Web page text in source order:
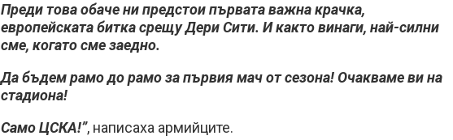
Преди това обаче ни предстои първата важна крачка,
европейската битка срещу Дери Сити. И както винаги, най-силни
сме, когато сме заедно.
Да бъдем рамо до рамо за първия мач от сезона! Очакваме ви на
стадиона!
Само ЦСКА!”, написаха армийците.